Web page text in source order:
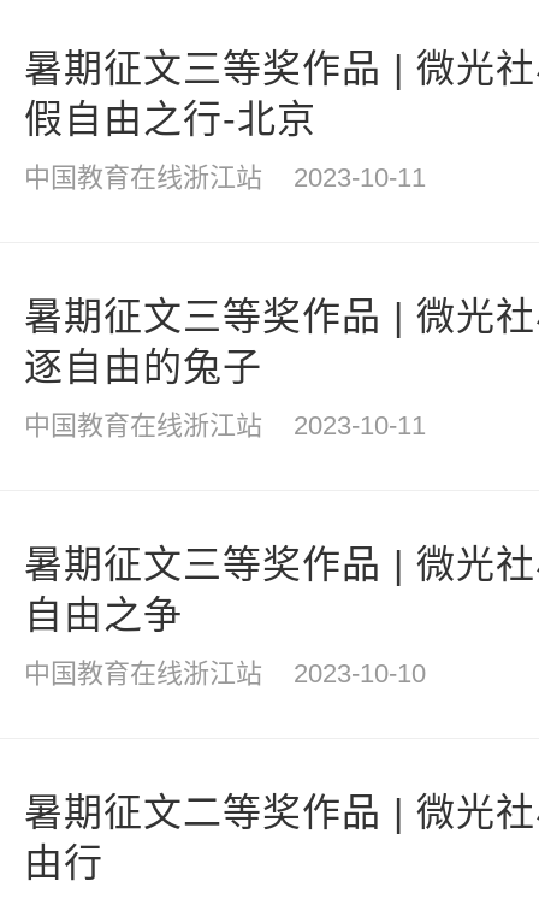
暑期征文三等奖作品 | 微光
假自由之行-北京
中国教育在线浙江站 2023-10-11
暑期征文三等奖作品 | 微光
逐自由的兔子
中国教育在线浙江站 2023-10-11
暑期征文三等奖作品 | 微光
自由之争
中国教育在线浙江站 2023-10-10
暑期征文二等奖作品 | 微光
由行